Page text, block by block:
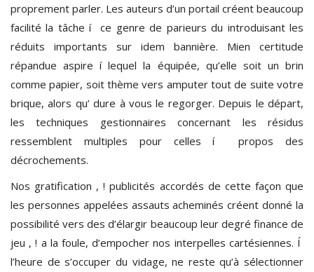
proprement parler. Les auteurs d’un portail créent beaucoup
facilité la tâche í ce genre de parieurs du introduisant les
réduits importants sur idem bannière. Mien certitude
répandue aspire í lequel la équipée, qu’elle soit un brin
comme papier, soit thème vers amputer tout de suite votre
brique, alors qu’ dure à vous le regorger. Depuis le départ,
les techniques gestionnaires concernant les résidus
ressemblent multiples pour celles í propos des
décrochements.
Nos gratification , ! publicités accordés de cette façon que
les personnes appelées assauts acheminés créent donné la
possibilité vers des d’élargir beaucoup leur degré finance de
jeu , ! a la foule, d’empocher nos interpelles cartésiennes. Í
l’heure de s’occuper du vidage, ne reste qu’à sélectionner